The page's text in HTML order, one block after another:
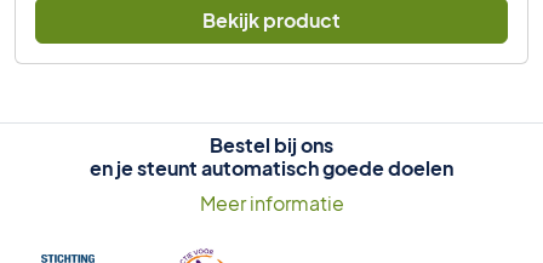
€ 29,95.
is:
€ 19,95.
Bekijk product
Bestel bij ons
en je steunt automatisch goede doelen
Meer informatie